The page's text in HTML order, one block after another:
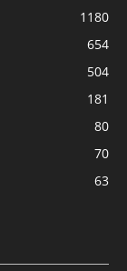
1180
654
504
181
80
70
63